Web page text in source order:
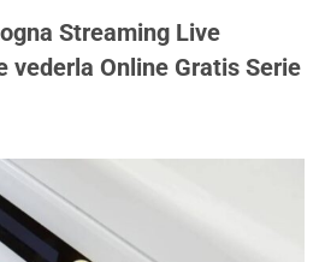
Streaming Live
vederla Online Gratis Serie